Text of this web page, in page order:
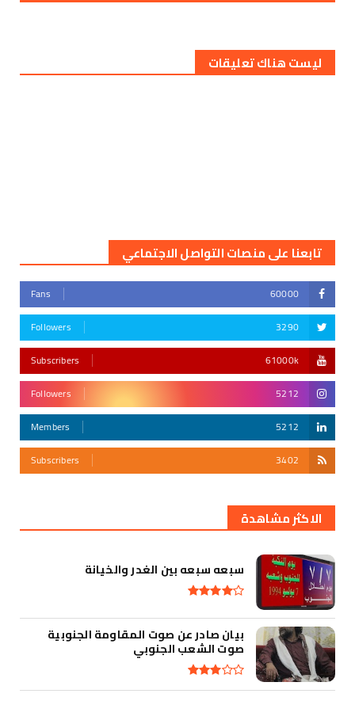
ليست هناك تعليقات
تابعنا على منصات التواصل الاجتماعي
60000
Fans
3290
Followers
61000k
Subscribers
5212
Followers
5212
Members
3402
Subscribers
الاكثر مشاهدة
سبعه سبعه بين الغدر والخيانة
بيان صادر عن صوت المقاومة الجنوبية
صوت الشعب الجنوبي